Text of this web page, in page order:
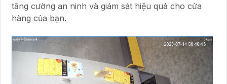
tăng cường an ninh và giám sát hiệu quả cho cửa
hàng của bạn.